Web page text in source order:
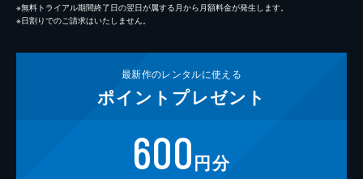
※無料トライアル期間終了日の翌日が属する月から月額料金が発生します。
※日割りでのご請求はいたしません。
最新作のレンタルに使える
ポイント プレゼント
600円分